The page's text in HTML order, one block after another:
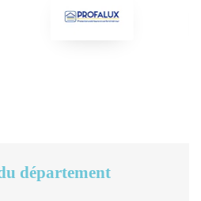
département